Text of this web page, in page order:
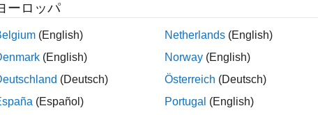
ーロッパ
(English)
(English)
(Deutsch)
(Español)
Netherlands (English)
Norway (English)
Österreich (Deutsch)
Portugal (English)